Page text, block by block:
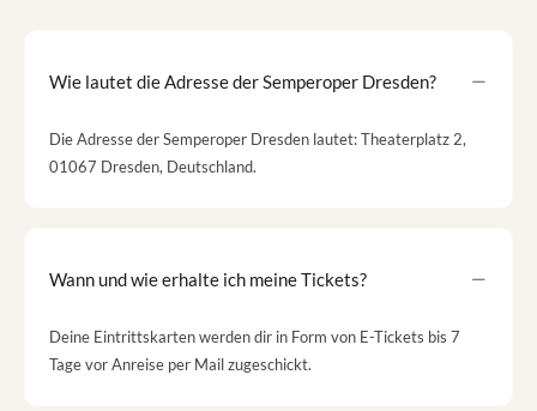
Wie lautet die Adresse der Semperoper Dresden?
Die Adresse der Semperoper Dresden lautet: Theaterplatz 2,
01067 Dresden, Deutschland.
Wann und wie erhalte ich meine Tickets?
Deine Eintrittskarten werden dir in Form von E-Tickets bis 7
Tage vor Anreise per Mail zugeschickt.